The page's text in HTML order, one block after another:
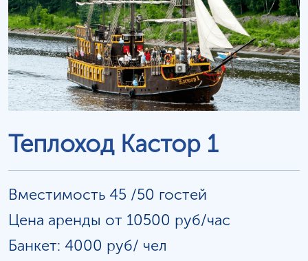
Теплоход Кастор 1
Вместимость 45 /50 гостей
Цена аренды от 10500 руб/час
Банкет: 4000 руб/ чел